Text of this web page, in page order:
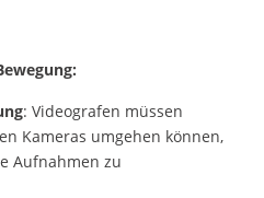
: Videografen müssen
Kameras umgehen können,
Aufnahmen zu